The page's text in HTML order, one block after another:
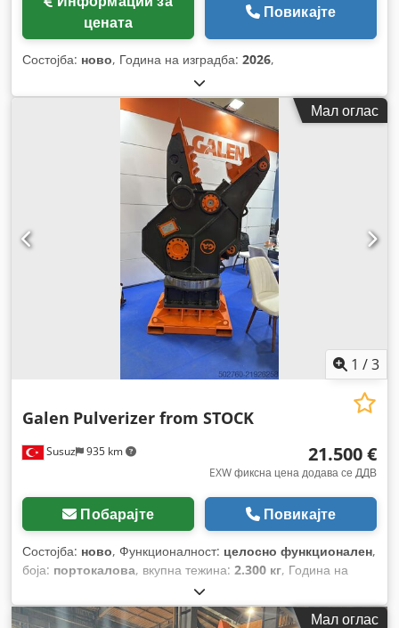
цената
Повикајте
Состојба: ново, Година на изградба: 2026,
Мал оглас
1 /3
Susuz 935 km
Galen Pulverizer from STOCK
21.500 €
EXW фиксна цена додава се ДДВ
Побарајте Повикајте
Состојба: ново, Функционалност: целосно функционален,
боја: портокалова, вкупна тежина: 2.300 кг, Година на
Мал оглас